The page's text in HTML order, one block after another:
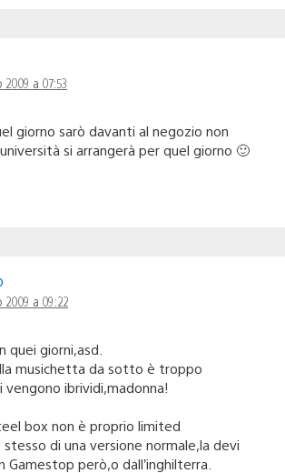
a 07:53
giorno sarò davanti al negozio non
si arrangerà per quel giorno 🙂
2009 a 09:22
quei giorni,asd.
musichetta da sotto è troppo
vengono ibrividi,madonna!
box non è proprio limited
di una versione normale,la devi
Gamestop però,o dall’inghilterra.